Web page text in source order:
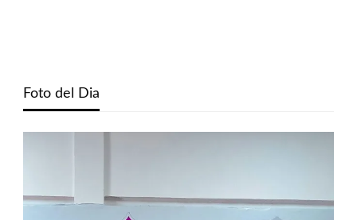
Foto del Dia